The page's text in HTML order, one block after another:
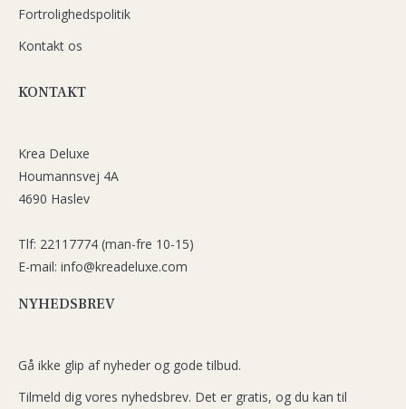
Fortrolighedspolitik
Kontakt os
KONTAKT
Krea Deluxe
Houmannsvej 4A
4690 Haslev
Tlf: 22117774 (man-fre 10-15)
E-mail: info@kreadeluxe.com
NYHEDSBREV
Gå ikke glip af nyheder og gode tilbud.
Tilmeld dig vores nyhedsbrev. Det er gratis, og du kan til